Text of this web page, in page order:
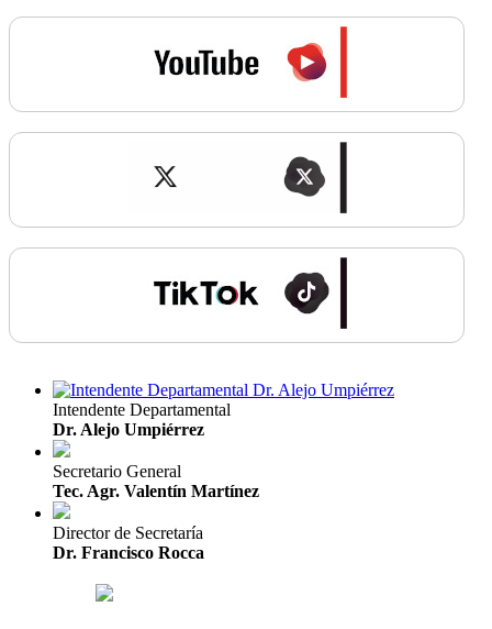
Intendente Departamental
Dr. Alejo Umpiérrez
Secretario General
Tec. Agr. Valentín Martínez
Director de Secretaría
Dr. Francisco Rocca